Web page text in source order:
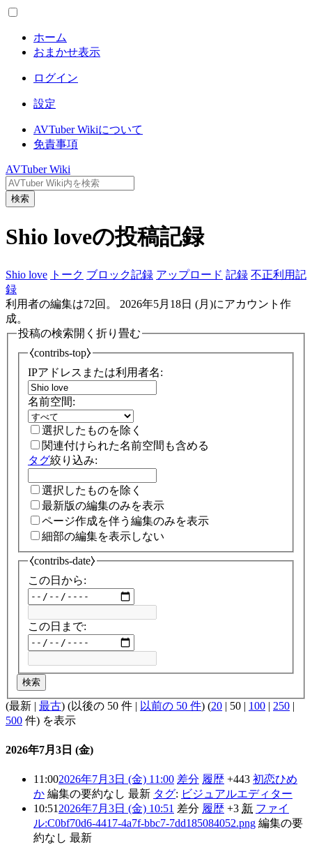
ホーム
おまかせ表示
ログイン
設定
AVTuber Wikiについて
免責事項
AVTuber Wiki
検索
Shio loveの投稿記録
Shio love トーク ブロック記録 アップロード 記録 不正利用記
録
利用者の編集は72回。 2026年5月18日 (月)にアカウント作
成。
投稿の検索開く 折り畳む
⧼contribs-top⧽
IPアドレスまたは利用者名:
名前空間:
選択したものを除く
関連付けられた名前空間も含める
タグ絞り込み:
選択したものを除く
最新版の編集のみを表示
ページ作成を伴う編集のみを表示
細部の編集を表示しない
⧼contribs-date⧽
この日から:
この日まで:
検索
(最新 | 最古) (以後の 50 件 | 以前の 50 件) (20 | 50 | 100 | 250 |
500 件) を表示
2026年7月3日 (金)
11:002026年7月3日 (金) 11:00 差分 履歴 +443 初恋ひめ
か 編集の要約なし 最新 タグ: ビジュアルエディター
10:51 2026年7月3日 (金) 10:51 差分 履歴 +3 新 ファイ
ル:C0bf70d6-4417-4a7f-bbc7-7dd185084052.png 編集の要
約なし 最新